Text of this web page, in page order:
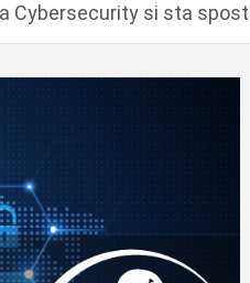
si sta